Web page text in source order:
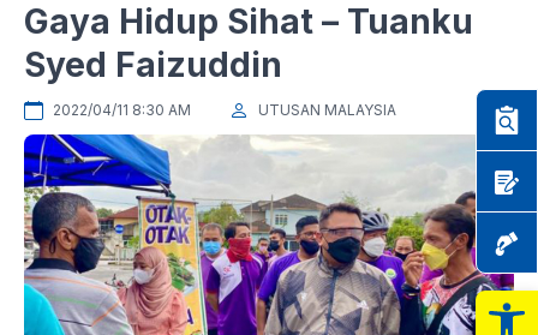
Gaya Hidup Sihat – Tuanku
Syed Faizuddin
2022/04/11 8:30 AM UTUSAN MALAYSIA